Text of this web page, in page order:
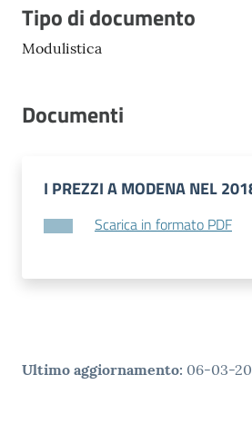
Argomenti
Menu selezionato
Seguici
su
Descrizione
Tipo di documento
Modulistica
Documenti
I PREZZI A MODENA NEL
Scarica in formato PDF
Ultimo aggiornamento: 06-03-